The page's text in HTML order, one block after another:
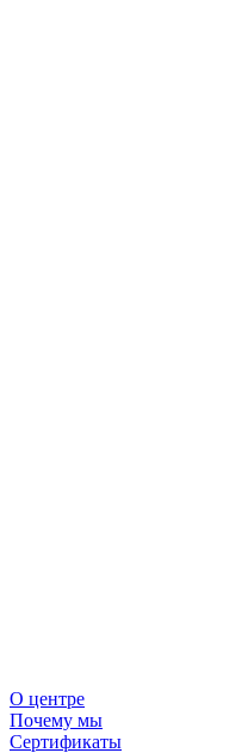
О центре
Почему мы
Сертификаты